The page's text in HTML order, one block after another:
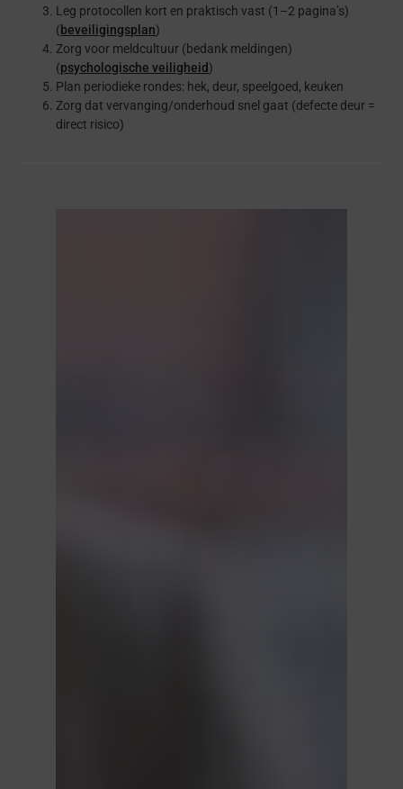
Leg protocollen kort en praktisch vast (1–2 pagina’s)
(beveiligingsplan)
Zorg voor meldcultuur (bedank meldingen)
(psychologische veiligheid)
Plan periodieke rondes: hek, deur, speelgoed, keuken
Zorg dat vervanging/onderhoud snel gaat (defecte deur =
direct risico)